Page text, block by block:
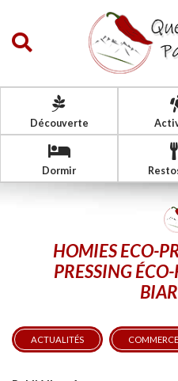
Découverte
Dormir
HOMIES ECO-
PRESSING
ACTUALITÉS COMMERCE